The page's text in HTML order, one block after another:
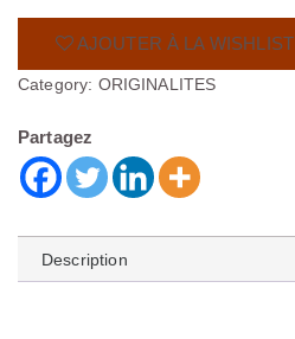
AJOUTER À LA WISHLIST
Category: ORIGINALITES
Partagez
Description